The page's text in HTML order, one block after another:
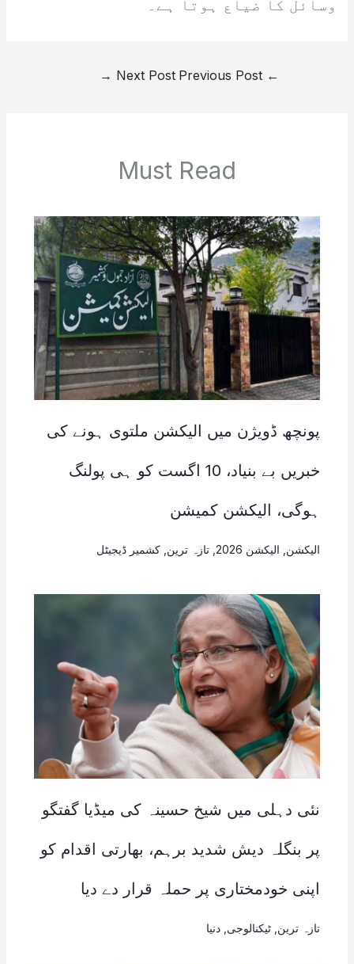
وسائل کا ضیاع ہوتا ہے۔
←
Next Post
→
Must Read
پونچھ ڈویژن میں الیکشن ملتوی ہونے کی
خبریں بے بنیاد، 10 اگست کو ہی پولنگ
ہوگی، الیکشن کمیشن
الیکشن الیکشن 2026 , تازہ ترین کشمیر ڈیجیٹل
نئی دہلی میں شیخ حسینہ کی میڈیا گفتگو
پر بنگلہ دیش شدید برہم، بھارتی اقدام کو
اپنی خودمختاری پر حملہ قرار دے دیا
تازہ ترین ٹیکنالوجی دنیا